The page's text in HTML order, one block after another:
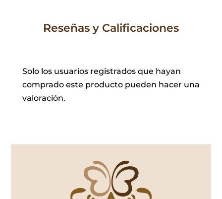
Reseñas y Calificaciones
Solo los usuarios registrados que hayan
comprado este producto pueden hacer una
valoración.